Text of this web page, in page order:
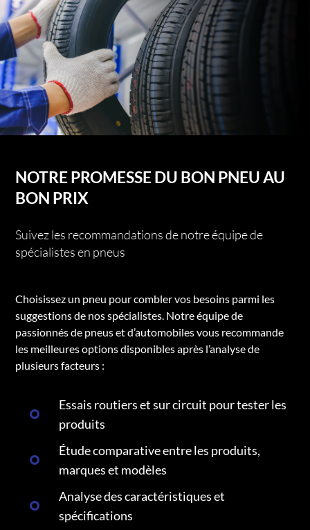
NOTRE PROMESSE DU BON PNEU AU
BON PRIX
Suivez les recommandations de notre équipe de
spécialistes en pneus
Choisissez un pneu pour combler vos besoins parmi les
suggestions de nos spécialistes. Notre équipe de
passionnés de pneus et d’automobiles vous recommande
les meilleures options disponibles après l’analyse de
plusieurs facteurs :
Essais routiers et sur circuit pour tester les
produits
Étude comparative entre les produits,
marques et modèles
Analyse des caractéristiques et
spécifications